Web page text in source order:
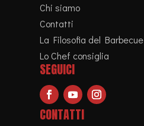
Chi siamo
Contatti
La Filosofia del Barbecue
Lo Chef consiglia
SEGUICI
CONTATTI